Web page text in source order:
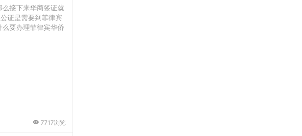
接下来华商签证就
证是需要到菲律宾
要办理菲律宾华侨
7717浏览